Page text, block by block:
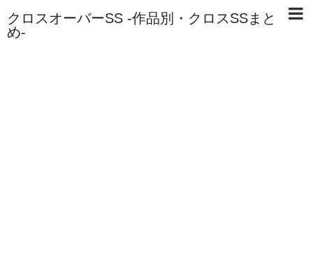
クロスオーバーSS -作品別・クロスSSまと
め-